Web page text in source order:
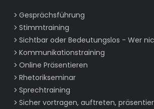
Gesprächsführung
Stimmtraining
Sichtbar oder Bedeutungslos - Wer
Kommunikationstraining
Online Präsentieren
Rhetorikseminar
Sprechtraining
Sicher vortragen, auftreten,